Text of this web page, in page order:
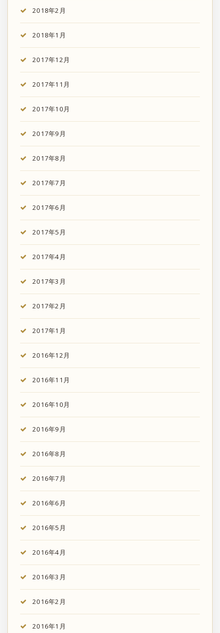
2018年2月
2018年1月
2017年12月
2017年11月
2017年10月
2017年9月
2017年8月
2017年7月
2017年6月
2017年5月
2017年4月
2017年3月
2017年2月
2017年1月
2016年12月
2016年11月
2016年10月
2016年9月
2016年8月
2016年7月
2016年6月
2016年5月
2016年4月
2016年3月
2016年2月
2016年1月